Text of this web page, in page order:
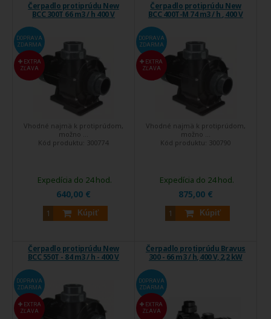
Čerpadlo protiprúdu New
BCC 300T 66 m3 / h 400 V
DOPRAVA
ZDARMA
EXTRA
ZĽAVA
Vhodné najmä k protiprúdom,
možno ...
Kód produktu: 300774
640,00 €
Kúpiť
Expedícia do 24 hod.
Čerpadlo protiprúdu New
BCC 400T-M 74 m3 / h , 400 V
DOPRAVA
ZDARMA
EXTRA
ZĽAVA
Vhodné najmä k protiprúdom,
možno ...
Kód produktu: 300790
875,00 €
Kúpiť
Expedícia do 24 hod.
Čerpadlo protiprúdu New
BCC 550T - 84 m3 / h - 400 V
DOPRAVA
ZDARMA
EXTRA
ZĽAVA
Čerpadlo protiprúdu Bravus
300 - 66 m3 / h, 400 V, 2,2 kW
DOPRAVA
ZDARMA
EXTRA
ZĽAVA